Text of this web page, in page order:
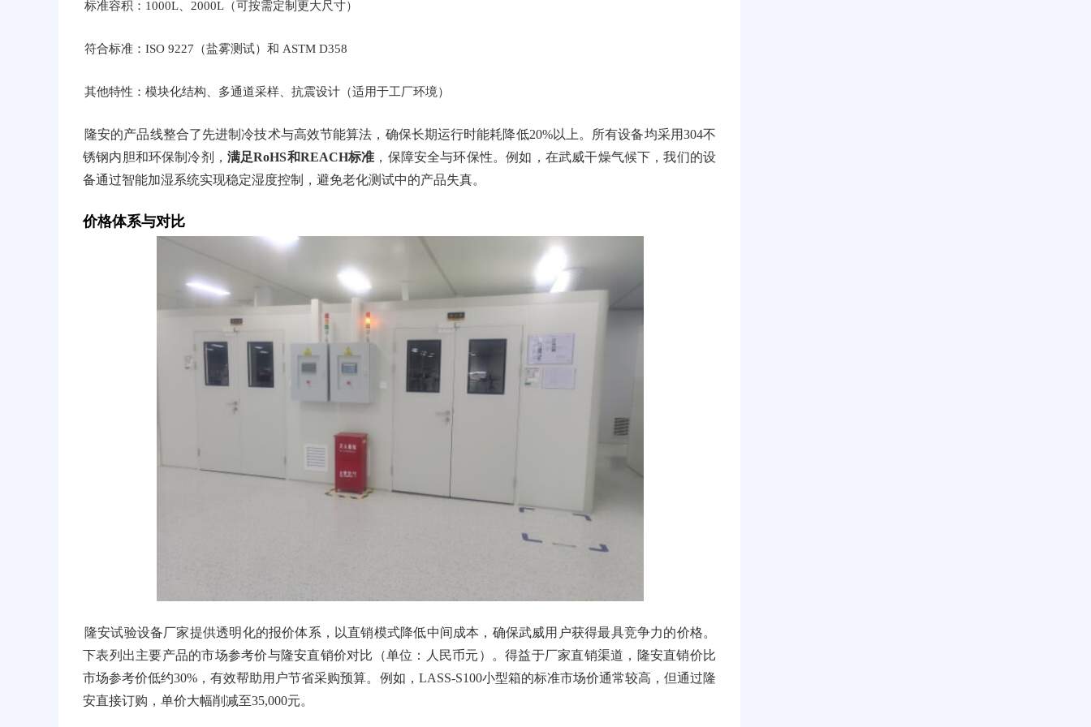
标准容积：1000L、2000L（可按需定制更大尺寸）
符合标准：ISO 9227（盐雾测试）和 ASTM D358
其他特性：模块化结构、多通道采样、抗震设计（适用于工厂环境）
隆安的产品线整合了先进制冷技术与高效节能算法，确保长期运行时能耗降低20%以上。所有设备均采用304不
锈钢内胆和环保制冷剂，满足RoHS和REACH标准 ，保障安全与环保性。例如，在武威干燥气候下，我们的设
备通过智能加湿系统实现稳定湿度控制，避免老化测试中的产品失真。
价格体系与对比
隆安试验设备厂家提供透明化的报价体系，以直销模式降低中间成本，确保武威用户获得最具竞争力的价格。
下表列出主要产品的市场参考价与隆安直销价对比（单位：人民币元）。得益于厂家直销渠道，隆安直销价比
市场参考价低约30%，有效帮助用户节省采购预算。例如，LASS-S100小型箱的标准市场价通常较高，但通过隆
安直接订购，单价大幅削减至35,000元。